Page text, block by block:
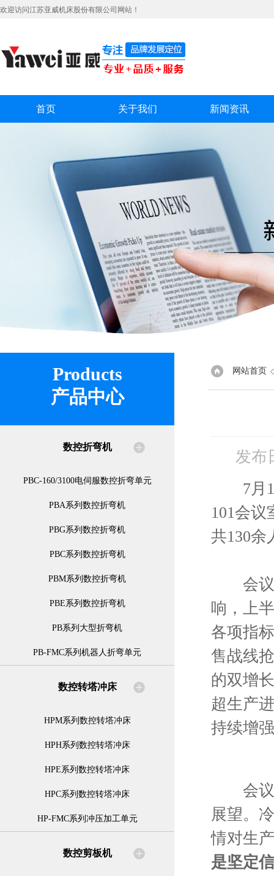
欢迎访问江苏亚威机床股份有限公司网站！
首页 关于我们 新闻资讯
Products
产品中心
数控折弯机
PBC-160/3100电伺服数控折弯单元
PBA系列数控折弯机
PBG系列数控折弯机
PBC系列数控折弯机
PBM系列数控折弯机
PBE系列数控折弯机
PB系列大型折弯机
PB-FMC系列机器人折弯单元
数控转塔冲床
HPM系列数控转塔冲床
HPH系列数控转塔冲床
HPE系列数控转塔冲床
HPC系列数控转塔冲床
HP-FMC系列冲压加工单元
数控剪板机
网站首页
发布
7月16
101会
共130余
会议
响，上
各项指
售战线
的双增
超生产
持续增
会议
展望。
情对生
是坚定